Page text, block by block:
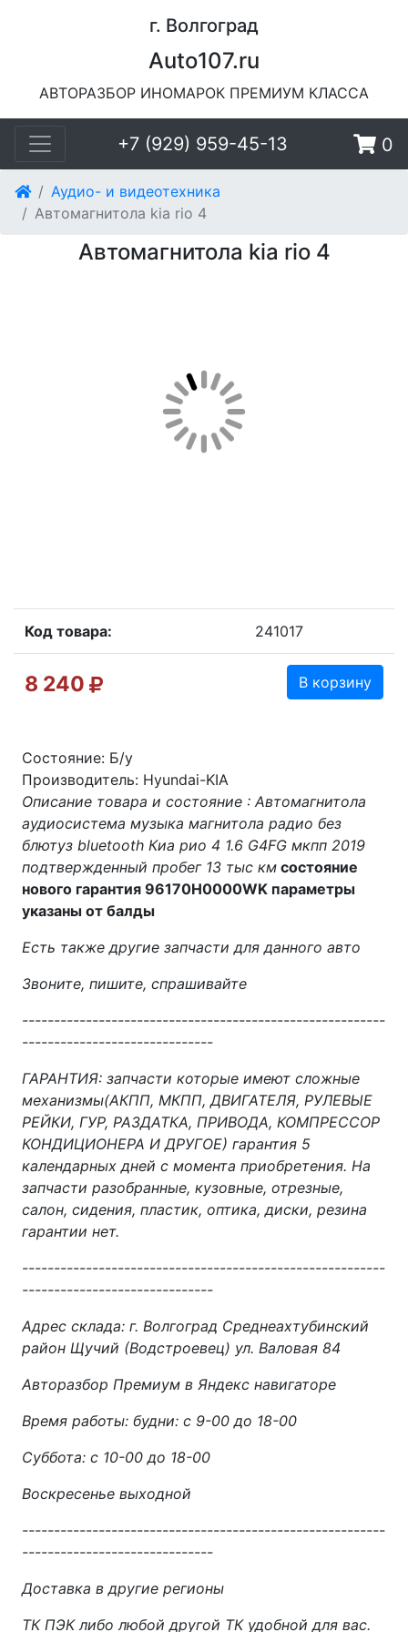
г. Волгоград
Auto107.ru
АВТОРАЗБОР ИНОМАРОК ПРЕМИУМ КЛАССА
+7 (929) 959-45-13 0
Аудио- и видеотехника
Автомагнитола kia rio 4
Автомагнитола kia rio 4
Код товара: 241017
8 240 В корзину
Состояние: Б/у
Производитель: Hyundai-KIA
Описание товара и состояние : Автомагнитола
аудиосистема музыка магнитола радио без
блютуз bluetooth Киа рио 4 1.6 G4FG мкпп 2019
подтвержденный пробег 13 тыс км состояние
нового гарантия 96170H0000WK параметры
указаны от балды
Есть также другие запчасти для данного авто
Звоните, пишите, спрашивайте
---------------------------------------------------------
------------------------------
ГАРАНТИЯ: запчасти которые имеют сложные
механизмы(АКПП, МКПП, ДВИГАТЕЛЯ, РУЛЕВЫЕ
РЕЙКИ, ГУР, РАЗДАТКА, ПРИВОДА, КОМПРЕССОР
КОНДИЦИОНЕРА И ДРУГОЕ) гарантия 5
календарных дней с момента приобретения. На
запчасти разобранные, кузовные, отрезные,
салон, сидения, пластик, оптика, диски, резина
гарантии нет.
---------------------------------------------------------
------------------------------
Адрес склада: г. Волгоград Среднеахтубинский
район Щучий (Водстроевец) ул. Валовая 84
Авторазбор Премиум в Яндекс навигаторе
Время работы: будни: с 9-00 до 18-00
Суббота: с 10-00 до 18-00
Воскресенье выходной
---------------------------------------------------------
------------------------------
Доставка в другие регионы
ТК ПЭК либо любой другой ТК удобной для вас.